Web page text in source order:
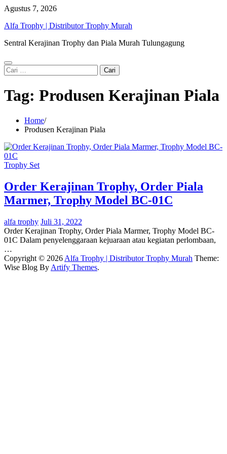
Skip
content
Agustus 7, 2026
Alfa Trophy | Distributor Trophy Murah
Sentral Kerajinan Trophy dan Piala Murah Tulungagung
Cari
untuk:
Tag: Produsen Kerajinan Piala
Home
Produsen Kerajinan Piala
Trophy Set
Order Kerajinan Trophy, Order Piala
Marmer, Trophy Model BC-01C
alfa trophy Juli 31, 2022
Order Kerajinan Trophy, Order Piala Marmer, Trophy Model BC-
01C Dalam penyelenggaraan kejuaraan atau kegiatan perlombaan,
…
Copyright © 2026 Alfa Trophy | Distributor Trophy Murah Theme:
Wise Blog By Artify Themes.